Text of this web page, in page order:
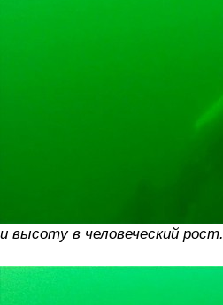
и высоту в человеческий рост.